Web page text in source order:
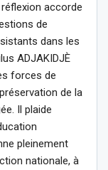
accorde
de
dans les
ADJAKIDJÈ
forces de
de la
Il plaide
pleinement
nationale, à